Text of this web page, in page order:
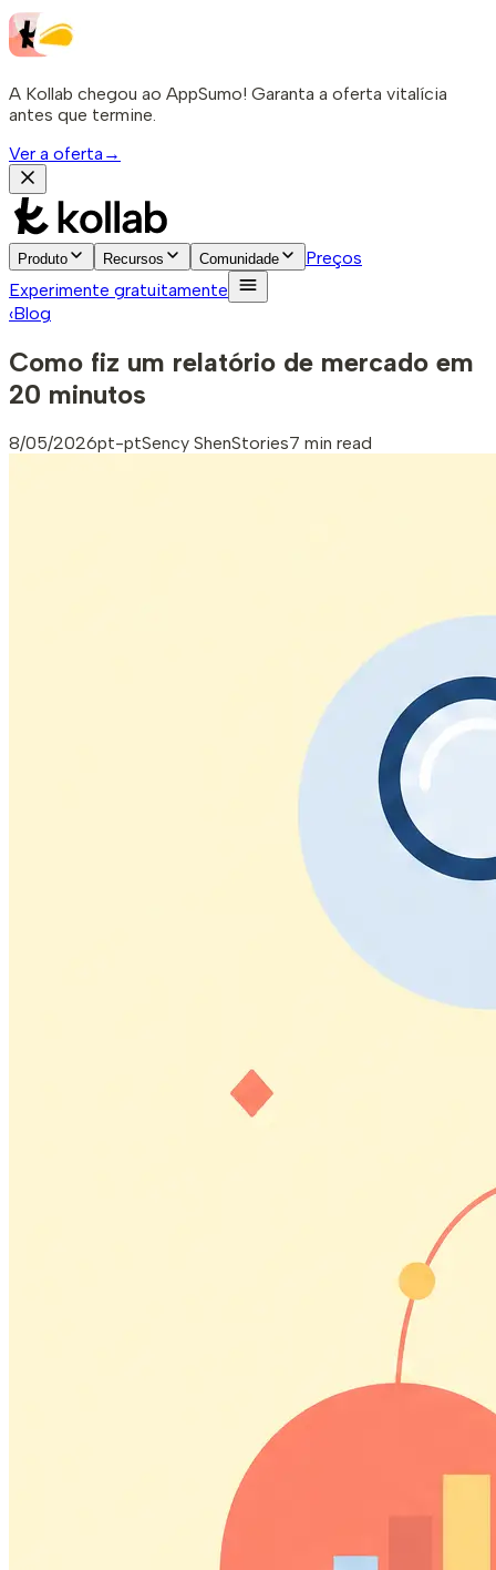
A Kollab chegou ao AppSumo! Garanta a oferta vitalícia
antes que termine.
Ver a oferta →
Produto Recursos Comunidade
Preços
Experimente gratuitamente
‹Blog
Como fiz um relatório de mercado em
20 minutos
8/05/2026pt-ptSency ShenStories7 min read